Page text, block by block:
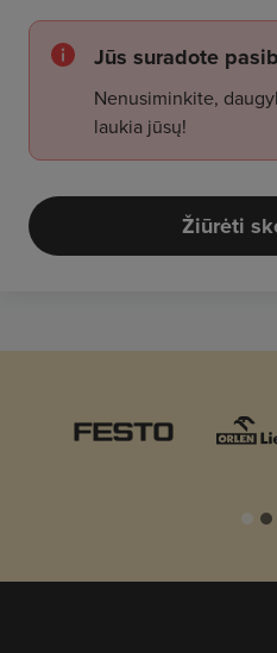
Jūs suradote
Nenusiminkite,
laukia jūsų!
Žiūrėti